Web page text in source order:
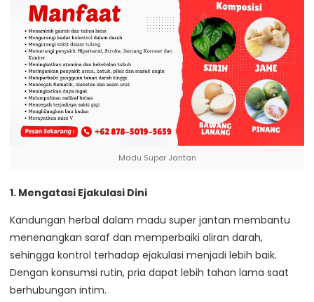
Madu Super Jantan
1. Mengatasi Ejakulasi Dini
Kandungan herbal dalam madu super jantan membantu
menenangkan saraf dan memperbaiki aliran darah,
sehingga kontrol terhadap ejakulasi menjadi lebih baik.
Dengan konsumsi rutin, pria dapat lebih tahan lama saat
berhubungan intim.